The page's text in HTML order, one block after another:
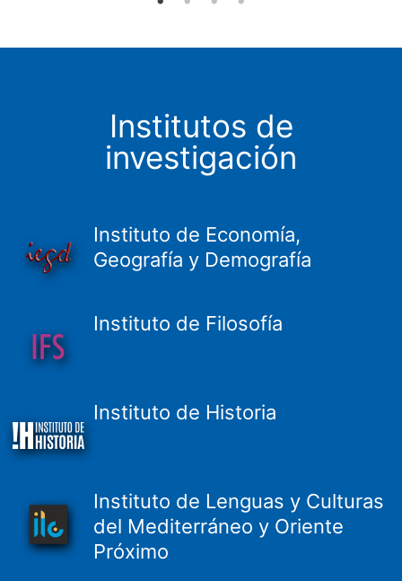
Institutos de
investigación
Instituto de Economía,
Geografía y Demografía
Instituto de Filosofía
Instituto de Historia
Instituto de Lenguas y Culturas
del Mediterráneo y Oriente
Próximo